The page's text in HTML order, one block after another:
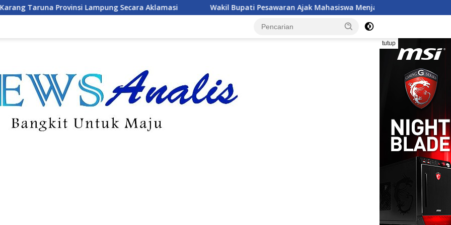
Secara Aklamasi Wakil Bupati Pesawaran Ajak Mahasiswa Menjadi Pemimpin Adaptif, Berintegritas, dan
tutup